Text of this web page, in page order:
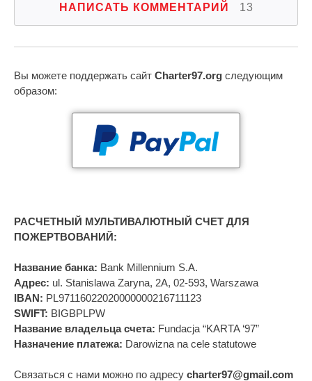
НАПИСАТЬ КОММЕНТАРИЙ 13
Вы можете поддержать сайт Charter97.org следующим
образом:
РАСЧЕТНЫЙ МУЛЬТИВАЛЮТНЫЙ СЧЕТ ДЛЯ
ПОЖЕРТВОВАНИЙ:
Название банка: Bank Millennium S.A.
Адрес: ul. Stanislawa Zaryna, 2A, 02-593, Warszawa
IBAN: PL97116022020000000216711123
SWIFT: BIGBPLPW
Название владельца счета: Fundacja “KARTA ‘97”
Назначение платежа: Darowizna na cele statutowe
Связаться с нами можно по адресу charter97@gmail.com